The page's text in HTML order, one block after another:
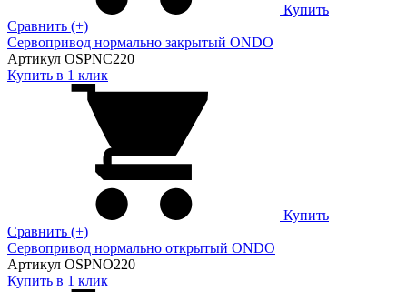
Купить
Сравнить (+)
Сервопривод нормально закрытый ONDO
Артикул OSPNC220
Купить в 1 клик
Купить
Сравнить (+)
Сервопривод нормально открытый ONDO
Артикул OSPNO220
Купить в 1 клик